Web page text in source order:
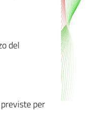
del
per